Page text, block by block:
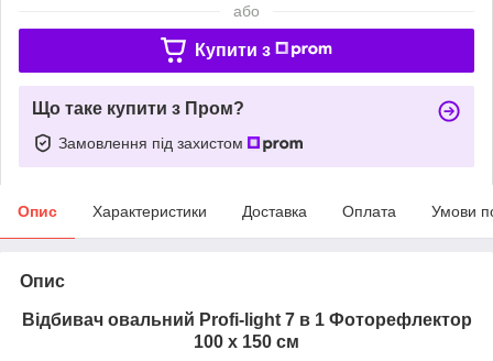
або
Купити з
Що таке купити з Пром?
Замовлення під захистом
Опис Характеристики Доставка Оплата Умови
Опис
Відбивач овальний Profi-light 7 в 1 Фоторефлектор
100 х 150 см